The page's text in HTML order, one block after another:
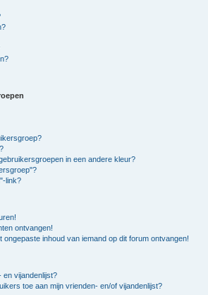
in een andere kleur?
link?
ontvangen!
ongepaste inhoud van iemand op dit forum ontvangen!
en vijandenlijst?
toe aan mijn vrienden- en/of vijandenlijst?